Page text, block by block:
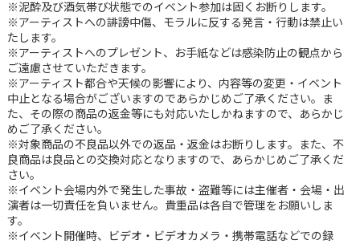
※泥酔及び酒気帯び状態でのイベント参加は固くお断りします。
※アーティストへの誹謗中傷、モラルに反する発言・行動は禁止い
たします。
※アーティストへのプレゼント、お手紙などは感染防止の観点から
ご遠慮させていただきます。
※アーティスト都合や天候の影響により、内容等の変更・イベント
中止となる場合がございますのであらかじめご了承ください。ま
た、その際の商品の返金等にも対応いたしかねますので、あらかじ
めご了承ください。
※対象商品の不良品以外での返品・返金はお断りします。また、不
良商品は良品との交換対応となりますので、あらかじめご了承くだ
さい。
※イベント会場内外で発生した事故・盗難等には主催者・会場・出
演者は一切責任を負いません。貴重品は各自で管理をお願いしま
す。
※イベント開催時、ビデオ・ビデオカメラ・携帯電話などでの録